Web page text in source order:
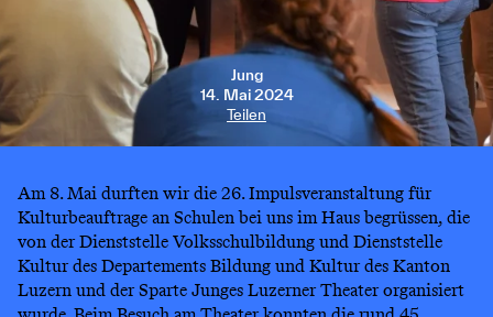
Jung
14. Mai 2024
Teilen
Am 8. Mai durften wir die 26. Impulsveranstaltung für
Kulturbeauftrage an Schulen bei uns im Haus begrüssen, die
von der Dienststelle Volksschulbildung und Dienststelle
Kultur des Departements Bildung und Kultur des Kanton
Luzern und der Sparte Junges Luzerner Theater organisiert